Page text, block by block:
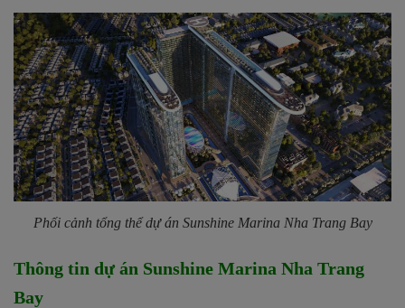
Phối cảnh tổng thể dự án Sunshine Marina Nha Trang Bay
Thông tin dự án Sunshine Marina Nha Trang
Bay